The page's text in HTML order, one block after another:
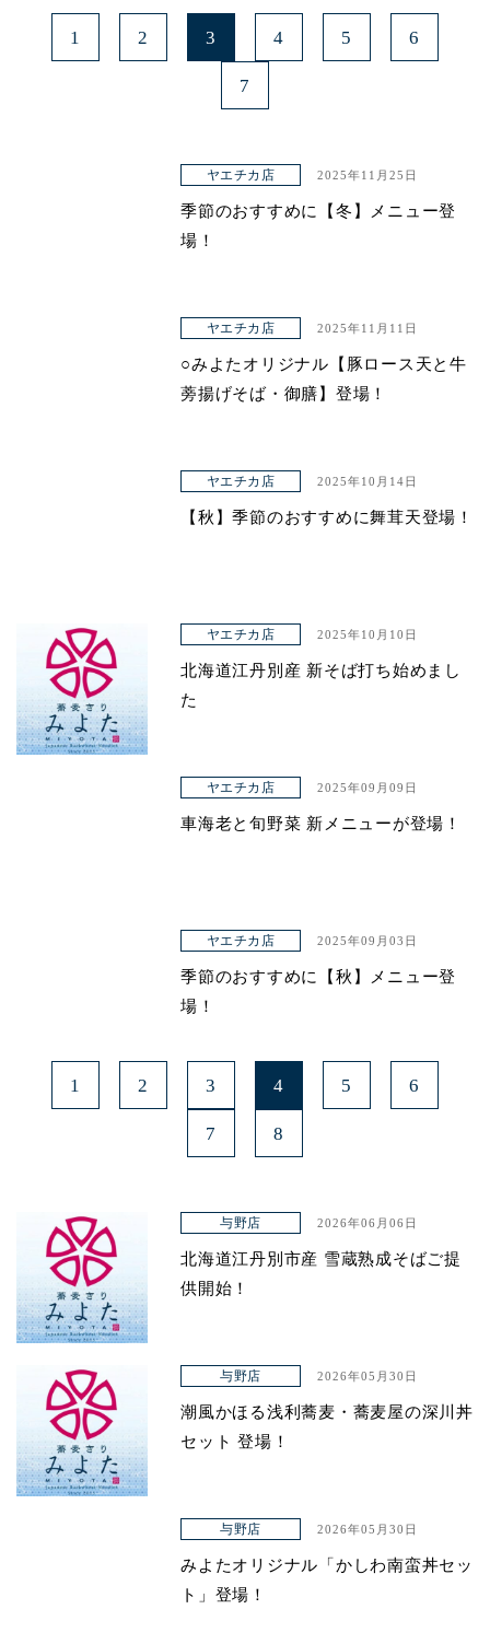
1 2 3 4 5 6
7
ヤエチカ店 2025年11月25日
季節のおすすめに【冬】メニュー登
場！
ヤエチカ店 2025年11月11日
○みよたオリジナル【豚ロース天と牛
蒡揚げそば・御膳】登場！
ヤエチカ店 2025年10月14日
【秋】季節のおすすめに舞茸天登場！
ヤエチカ店 2025年10月10日
北海道江丹別産 新そば打ち始めまし
た
ヤエチカ店 2025年09月09日
車海老と旬野菜 新メニューが登場！
ヤエチカ店 2025年09月03日
季節のおすすめに【秋】メニュー登
場！
1 2 3 4 5 6
7 8
与野店 2026年06月06日
北海道江丹別市産 雪蔵熟成そばご提
供開始！
与野店 2026年05月30日
潮風かほる浅利蕎麦・蕎麦屋の深川丼
セット 登場！
与野店 2026年05月30日
みよたオリジナル「かしわ南蛮丼セッ
ト」登場！